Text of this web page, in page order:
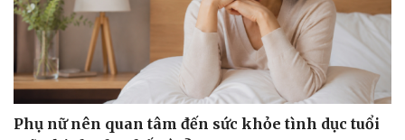
Phụ nữ nên quan tâm đến sức khỏe tình dục tuổi